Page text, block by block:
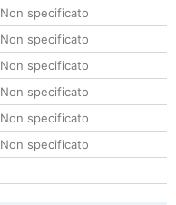
Non specificato
Non specificato
Non specificato
Non specificato
Non specificato
Non specificato